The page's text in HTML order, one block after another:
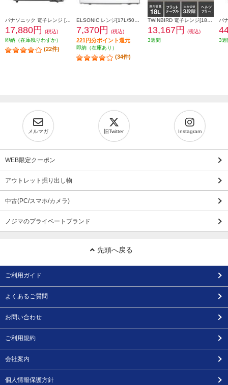
17,880円
(税込)
即納（在庫残りわずか）
(22件)
7,370円 (税込)
221円分ポイント還元
即納（在庫あり）
(34件)
13,167円
(税込)
3週間
3週
メルマガ 旧Twitter Instagram
WEB限定クーポン
アウトレット掘り出し物
中古(PC/スマホ/カメラ)
ノジマのプライベートブランド
先頭へ戻る
ご利用ガイド
よくあるご質問
お問い合わせ
ご利用規約
会社案内
個人情報保護方針